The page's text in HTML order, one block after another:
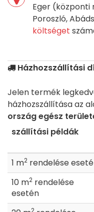
Eger (központi
Poroszló,
költséget
Házhozszállítási
Jelen termék
házhozszállítása az
ország egész
szállítási példák
1 m2 rendelése
10 m2 rendelése
esetén
2